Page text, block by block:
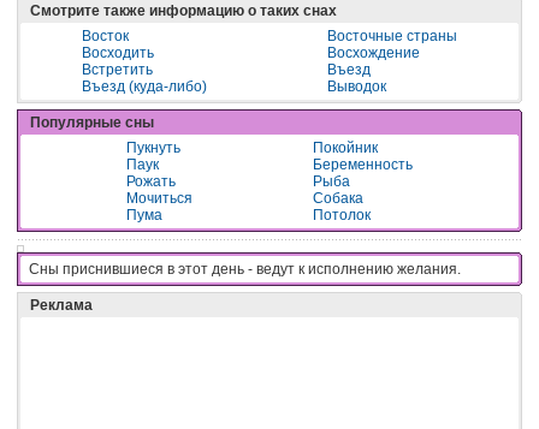
Смотрите также информацию о таких снах
Восток
Восточные страны
Восходить
Восхождение
Встретить
Въезд
Въезд (куда-либо)
Выводок
Популярные сны
Пукнуть
Покойник
Паук
Беременность
Рожать
Рыба
Мочиться
Собака
Пума
Потолок
Сны приснившиеся в этот день - вeдyт к иcпoлнeнию жeлaния.
Реклама